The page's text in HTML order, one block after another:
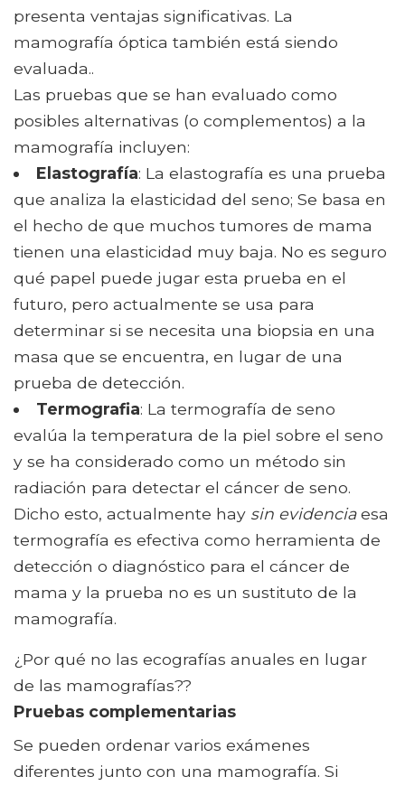
presenta ventajas significativas. La
mamografía óptica también está siendo
evaluada..
Las pruebas que se han evaluado como
posibles alternativas (o complementos) a la
mamografía incluyen:
Elastografía: La elastografía es una prueba
que analiza la elasticidad del seno; Se basa en
el hecho de que muchos tumores de mama
tienen una elasticidad muy baja. No es seguro
qué papel puede jugar esta prueba en el
futuro, pero actualmente se usa para
determinar si se necesita una biopsia en una
masa que se encuentra, en lugar de una
prueba de detección.
Termografia: La termografía de seno
evalúa la temperatura de la piel sobre el seno
y se ha considerado como un método sin
radiación para detectar el cáncer de seno.
Dicho esto, actualmente hay sin evidenciaesa
termografía es efectiva como herramienta de
detección o diagnóstico para el cáncer de
mama y la prueba no es un sustituto de la
mamografía.
¿Por qué no las ecografías anuales en lugar
de las mamografías??
Pruebas complementarias
Se pueden ordenar varios exámenes
diferentes junto con una mamografía. Si